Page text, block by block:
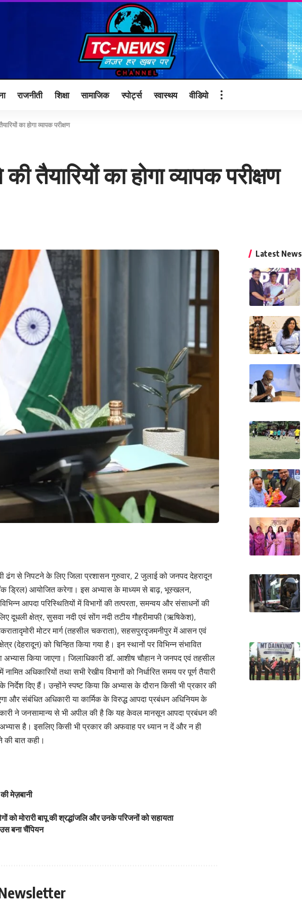
राजनीती शिक्षा सामाजिक स्पोर्ट्स स्वास्थय वीडियो
का होगा व्यापक परीक्षण
तैयारियों का होगा व्यापक परीक्षण
ढंग से निपटने के लिए जिला प्रशासन गुरुवार, 2 जुलाई को जनपद देहरादून
ड्रिल) आयोजित करेगा। इस अभ्यास के माध्यम से बाढ़, भूस्खलन,
आपदा परिस्थितियों में विभागों की तत्परता, समन्वय और संसाधनों की
दूधली क्षेत्र, सुसवा नदी एवं सोंग नदी तटीय गौहरीमाफी (ऋषिकेश),
मोटर मार्ग (तहसील चकराता), सहसपुरदृजमनीपुर में आसन एवं
(देहरादून) को चिन्हित किया गया है। इन स्थानों पर विभिन्न संभावित
किया जाएगा। जिलाधिकारी डॉ. आशीष चौहान ने जनपद एवं तहसील
अधिकारियों तथा सभी रेखीय विभागों को निर्धारित समय पर पूर्ण तैयारी
दिए हैं। उन्होंने स्पष्ट किया कि अभ्यास के दौरान किसी भी प्रकार की
और संबंधित अधिकारी या कार्मिक के विरुद्ध आपदा प्रबंधन अधिनियम के
ने जनसामान्य से भी अपील की है कि यह केवल मानसून आपदा प्रबंधन की
है। इसलिए किसी भी प्रकार की अफवाह पर ध्यान न दें और न ही
की बात कही।
मेज़बानी
मोरारी बापू की श्रद्धांजलि और उनके परिजनों को सहायता
बना चैंपियन
Latest News